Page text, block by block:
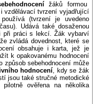
žáků formou
vzdělávací tvrzení vyjadřující
(tvrzení je uvedeno
Udává také dosaženou
při práci s lekcí. Žák vybarví
zvládá dovednost, které se
obsahuje i karta, jež je
k opakovanému hodnocení
způsob sebehodnocení může
hodnocení, kdy se žák
jsou také stručné metodické
ověřena na několika